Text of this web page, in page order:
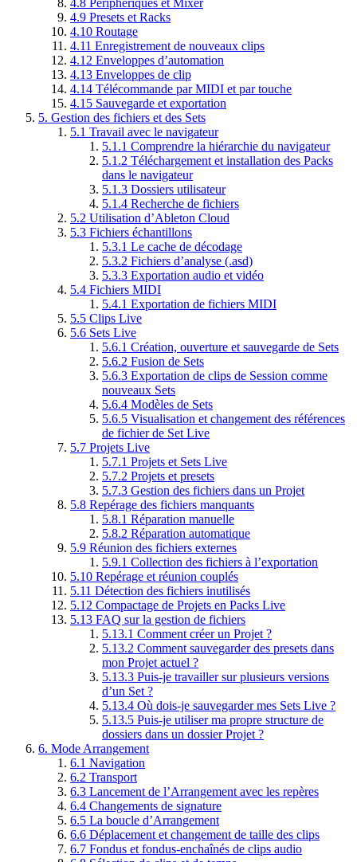
4.9 Presets et Racks
4.10 Routage
4.11 Enregistrement de nouveaux clips
4.12 Enveloppes d’automation
4.13 Enveloppes de clip
4.14 Télécommande par MIDI et par touche
4.15 Sauvegarde et exportation
5. Gestion des fichiers et des Sets
5.1 Travail avec le navigateur
5.1.1 Comprendre la hiérarchie du navigateur
5.1.2 Téléchargement et installation des Packs
dans le navigateur
5.1.3 Dossiers utilisateur
5.1.4 Recherche de fichiers
5.2 Utilisation d’Ableton Cloud
5.3 Fichiers échantillons
5.3.1 Le cache de décodage
5.3.2 Fichiers d’analyse (.asd)
5.3.3 Exportation audio et vidéo
5.4 Fichiers MIDI
5.4.1 Exportation de fichiers MIDI
5.5 Clips Live
5.6 Sets Live
5.6.1 Création, ouverture et sauvegarde de Sets
5.6.2 Fusion de Sets
5.6.3 Exportation de clips de Session comme
nouveaux Sets
5.6.4 Modèles de Sets
5.6.5 Visualisation et changement des références
de fichier de Set Live
5.7 Projets Live
5.7.1 Projets et Sets Live
5.7.2 Projets et presets
5.7.3 Gestion des fichiers dans un Projet
5.8 Repérage des fichiers manquants
5.8.1 Réparation manuelle
5.8.2 Réparation automatique
5.9 Réunion des fichiers externes
5.9.1 Collection des fichiers à l’exportation
5.10 Repérage et réunion couplés
5.11 Détection des fichiers inutilisés
5.12 Compactage de Projets en Packs Live
5.13 FAQ sur la gestion de fichiers
5.13.1 Comment créer un Projet ?
5.13.2 Comment sauvegarder des presets dans
mon Projet actuel ?
5.13.3 Puis-je travailler sur plusieurs versions
d’un Set ?
5.13.4 Où dois-je sauvegarder mes Sets Live ?
5.13.5 Puis-je utiliser ma propre structure de
dossiers dans un dossier Projet ?
6. Mode Arrangement
6.1 Navigation
6.2 Transport
6.3 Lancement de l’Arrangement avec les repères
6.4 Changements de signature
6.5 La boucle d’Arrangement
6.6 Déplacement et changement de taille des clips
6.7 Fondus et fondus-enchaînés de clips audio